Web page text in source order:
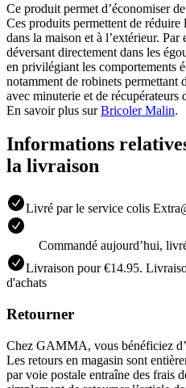
Ce produit permet d’économiser de
Ces produits permettent de réduire
dans la maison et à l’extérieur. Par
déversant directement dans les
en privilégiant les comportements
notamment de robinets permettant
avec minuterie et de récupérateurs
En savoir plus surBricoler Malin.
Informations
la livraison
Livré par le service colis
Commandé aujourdʼhui,
Livraison pour €14.95.
d'achats
Retourner
Chez GAMMA, vous bénéficiez
Les retours en magasin sont
par voie postale entraîne des frais